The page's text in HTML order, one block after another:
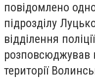
повідомлено
підрозділу
відділення
розповсюджував
території